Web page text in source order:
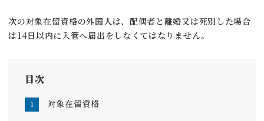
次の対象在留資格の外国人は、配偶者と離婚又は死別した場合
は14日以内に入管へ届出をしなくてはなりません。
目次
対象在留資格